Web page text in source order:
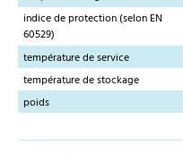
indice de protection (selon EN
60529)
température de service
température de stockage
poids